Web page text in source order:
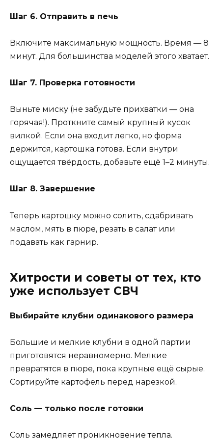
Шаг 6. Отправить в печь
Включите максимальную мощность. Время — 8
минут. Для большинства моделей этого хватает.
Шаг 7. Проверка готовности
Выньте миску (не забудьте прихватки — она
горячая!). Проткните самый крупный кусок
вилкой. Если она входит легко, но форма
держится, картошка готова. Если внутри
ощущается твёрдость, добавьте ещё 1–2 минуты.
Шаг 8. Завершение
Теперь картошку можно солить, сдабривать
маслом, мять в пюре, резать в салат или
подавать как гарнир.
Хитрости и советы от тех, кто
уже использует СВЧ
Выбирайте клубни одинакового размера
Большие и мелкие клубни в одной партии
приготовятся неравномерно. Мелкие
превратятся в пюре, пока крупные ещё сырые.
Сортируйте картофель перед нарезкой.
Соль — только после готовки
Соль замедляет проникновение тепла.